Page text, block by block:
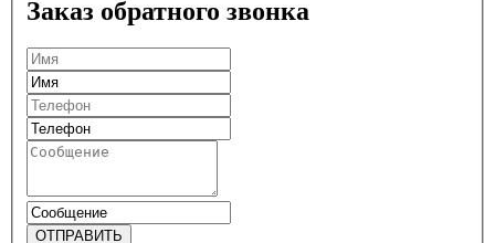
Заказ обратного звонка
ОТПРАВИТЬ